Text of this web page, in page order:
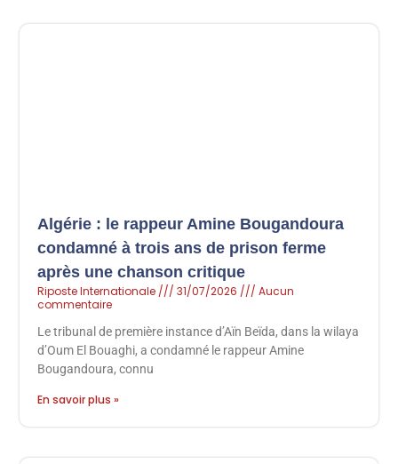
Algérie : le rappeur Amine Bougandoura
condamné à trois ans de prison ferme
après une chanson critique
Riposte Internationale 31/07/2026
Aucun
commentaire
Le tribunal de première instance d’Aïn Beïda, dans la wilaya
d’Oum El Bouaghi, a condamné le rappeur Amine
Bougandoura, connu
En savoir plus »